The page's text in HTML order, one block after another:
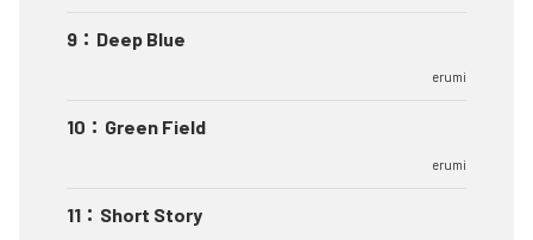
9 ： Deep Blue
erumi
10 ： Green Field
erumi
11 ： Short Story